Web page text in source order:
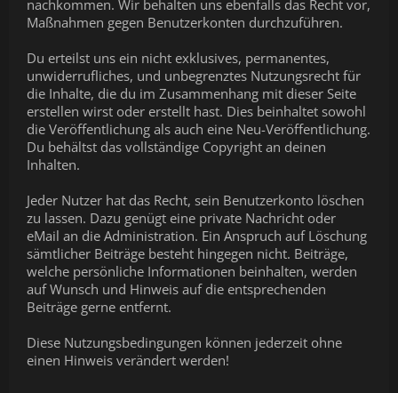
nachkommen. Wir behalten uns ebenfalls das Recht vor,
Maßnahmen gegen Benutzerkonten durchzuführen.
Du erteilst uns ein nicht exklusives, permanentes,
unwiderrufliches, und unbegrenztes Nutzungsrecht für
die Inhalte, die du im Zusammenhang mit dieser Seite
erstellen wirst oder erstellt hast. Dies beinhaltet sowohl
die Veröffentlichung als auch eine Neu-Veröffentlichung.
Du behältst das vollständige Copyright an deinen
Inhalten.
Jeder Nutzer hat das Recht, sein Benutzerkonto löschen
zu lassen. Dazu genügt eine private Nachricht oder
eMail an die Administration. Ein Anspruch auf Löschung
sämtlicher Beiträge besteht hingegen nicht. Beiträge,
welche persönliche Informationen beinhalten, werden
auf Wunsch und Hinweis auf die entsprechenden
Beiträge gerne entfernt.
Diese Nutzungsbedingungen können jederzeit ohne
einen Hinweis verändert werden!